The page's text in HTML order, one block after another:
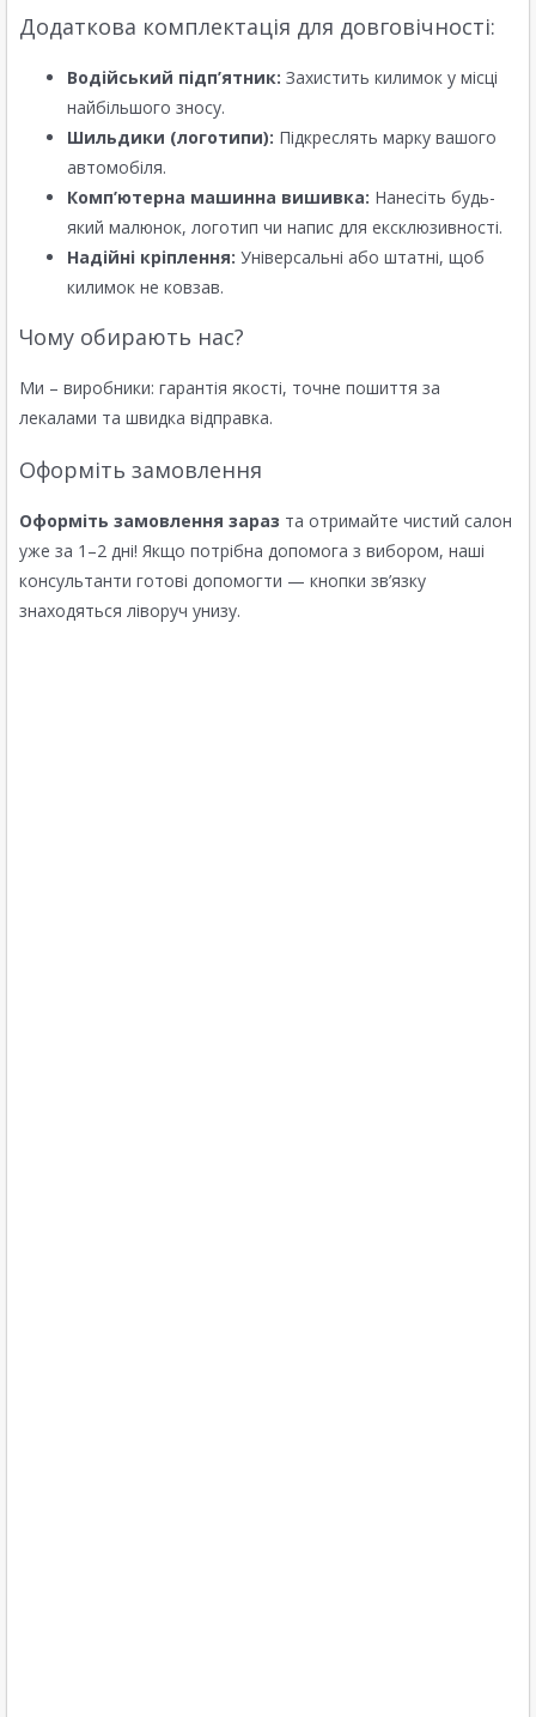
Додаткова комплектація для довговічності:
Водійський підп’ятник: Захистить килимок у місці
найбільшого зносу.
Шильдики (логотипи): Підкреслять марку вашого
автомобіля.
Комп’ютерна машинна вишивка: Нанесіть будь-
який малюнок, логотип чи напис для ексклюзивності.
Надійні кріплення: Універсальні або штатні, щоб
килимок не ковзав.
Чому обирають нас?
Ми – виробники: гарантія якості, точне пошиття за
лекалами та швидка відправка.
Оформіть замовлення
Оформіть замовлення зараз та отримайте чистий салон
уже за 1–2 дні! Якщо потрібна допомога з вибором, наші
консультанти готові допомогти — кнопки зв’язку
знаходяться ліворуч унизу.